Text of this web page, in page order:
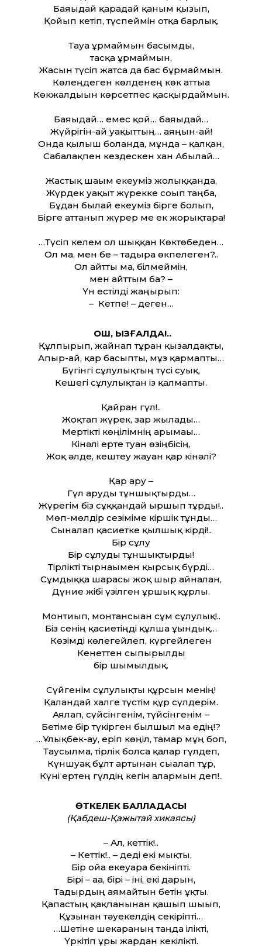
Баяғыдай қарадай қаным қызып,
Қойып кетіп, түспеймін отқа барлық.
Тауға ұрмаймын басымды,
тасқа ұрмаймын,
Жасын түсіп жатса да бас бұрмаймын.
Көлеңдеген көлденең көк аттыға
Көкжалдығын көрсетпес қасқырдаймын.
Баяғыдай… емес қой… баяғыдай…
Жүйрігін-ай уақыттың… аяңын-ай!
Онда қылыш болғанда, мұнда – қалқан,
Сабалақпен кездескен хан Абылай…
Жастық шағым екеуміз жолыққанда,
Жүрдек уақыт жүрекке соғып таңба,
Бұдан былай екеуміз бірге болып,
Бірге аттанып жүрер ме ек жорықтарға!
…Түсіп келем ол шыққан Көктөбеден…
Ол ма, мен бе – тағдырға өкпелеген?..
Ол айтты ма, білмеймін,
мен айттым ба? –
Үн естілді жаңғырып:
– Кетпе! – деген…
ҚОШ, ҚЫЗҒАЛДАҚ!..
Құлпырып, жайнап тұрған қызғалдақты,
Апыр-ай, қар басыпты, мұз қармапты…
Бүгінгі сұлулықтың түсі суық,
Кешегі сұлулықтан із қалмапты.
Қайран гүл!..
Жоқтап жүрек, зар жылады…
Мертікті көңілімнің арғымағы…
Кінәлі ерте туған өзіңбісің,
Жоқ әлде, кештеу жауған қар кінәлі?
Қар ару –
Гүл аруды тұншықтырды…
Жүрегім біз сұққандай ыршып тұрды!..
Мөп-мөлдір сезіміме кіршік тұнды…
Сыналап қасиетке қылшық кірді!..
Бір сұлу
Бір сұлуды тұншықтырды!
Тірлікті тырнағымен қырсық бүрді…
Сұмдыққа шарасы жоқ шыр айналған,
Дүние жібі үзілген ұршық құрлы.
Монтиып, монтансыған сұм сұлулық!..
Біз сенің қасиетіңді құлша ұғындық…
Көзімді көлегейлеп, күргейлеген
Кенеттен сыпырылды
бір шымылдық.
Сүйгенім сұлулықты құрсын менің!
Қалғандай халге түстім құр сүлдерім.
Аялап, сүйсінгенім, түйсінгенім –
Бетіме бір түкірген былшыл ма едің!?
…Ұлықбек-ау, еріп көңіл, тамар мұң боп,
Таусылма, тірлік болса қалар гүлдеп,
Күншуақ бұлт артынан сығалап тұр,
Күні ертең гүлдің кегін алармын деп!..
ӨТКЕЛЕК БАЛЛАДАСЫ
(Қабдеш-Қажытай хикаясы)
– Ал, кеттік!..
– Кеттік!.. – деді екі мықты,
Бір ойға екеуара бекініпті.
Бірі – аға, бірі – іні, екі дарын,
Тағдырдың аямайтын бетін ұқты.
Қапастың қақпанынан қашып шығып,
Құзынан тәуекелдің секіріпті…
…Шетіне шекараның таңда ілікті,
Үркітіп ұры жардан кекілікті.